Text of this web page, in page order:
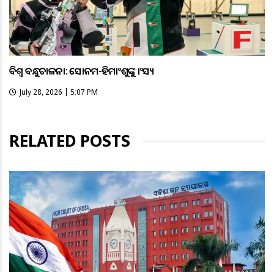
ବିଶ୍ବ ବନ୍ଧୁକଚାଳନା: ସୋନମ-ହିମାଂଶୁଙ୍କୁ କାଂସ୍ୟ
July 28, 2026 | 5:07 PM
RELATED POSTS